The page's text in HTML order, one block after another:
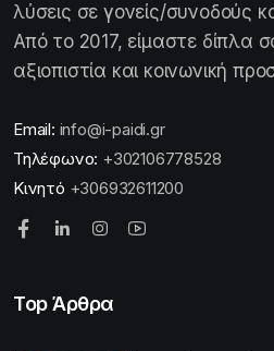
λύσεις σε γονείς/συνοδούς
Από το 2017, είμαστε δίπλα
αξιοπιστία και κοινωνική
Email: info@i-paidi.gr
Τηλέφωνο: +302106778528
Κινητό +306932611200
Top Άρθρα